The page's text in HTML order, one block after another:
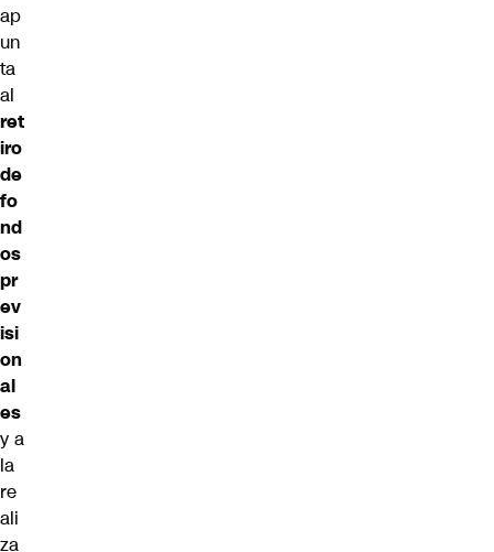
ap
un
ta
al
ret
iro
de
fo
nd
os
pr
ev
isi
on
al
es
y a
la
re
ali
za